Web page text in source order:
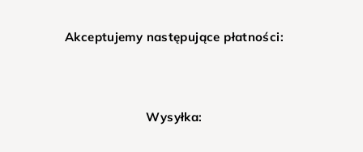
Akceptujemy następujące płatności:
Wysyłka: